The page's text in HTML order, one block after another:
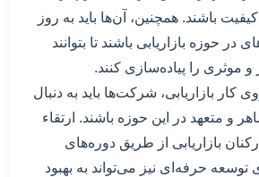
باشند. همچنین، آن‌ها باید به روز
در حوزه بازاریابی باشند تا بتوانند
و موثری را پیاده‌سازی کنند.
کار بازاریابی، شرکت‌ها باید به دنبال
و متعهد در این حوزه باشند. ارتقاء
بازاریابی از طریق دوره‌های
توسعه حرفه‌ای نیز می‌تواند به بهبود